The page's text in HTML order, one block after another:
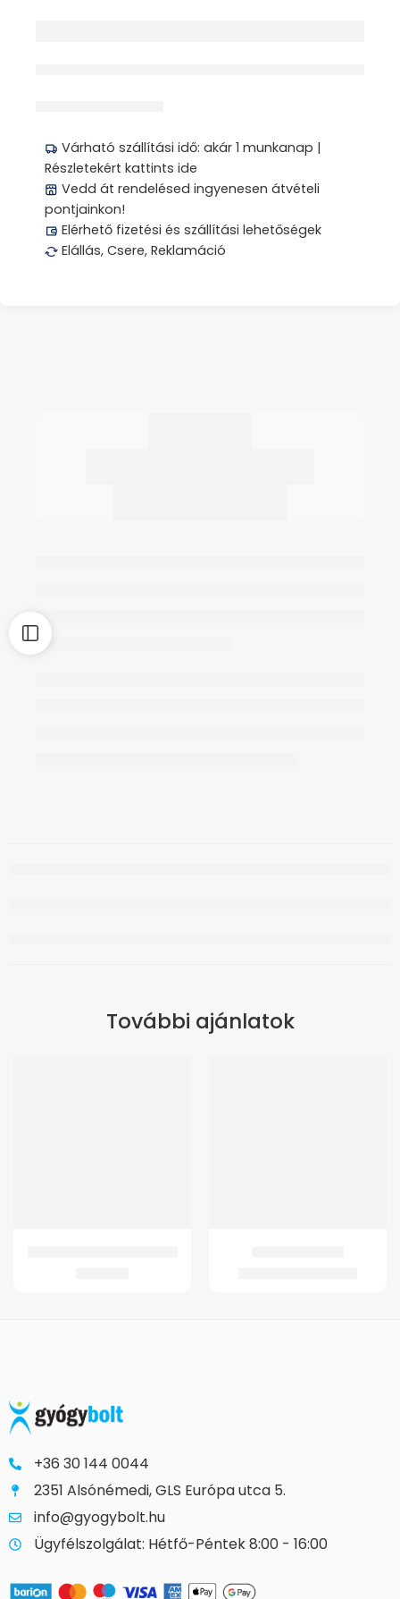
Várható szállítási idő: akár 1 munkanap |
Részletekért kattints ide
Vedd át rendelésed ingyenesen átvételi
pontjainkon!
Elérhető fizetési és szállítási lehetőségek
Elállás, Csere, Reklamáció
További ajánlatok
+36 30 144 0044
2351 Alsónémedi, GLS Európa utca 5.
info@gyogybolt.hu
Ügyfélszolgálat: Hétfő-Péntek 8:00 - 16:00